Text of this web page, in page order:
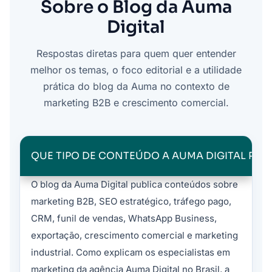
Sobre o Blog da Auma
Digital
Respostas diretas para quem quer entender
melhor os temas, o foco editorial e a utilidade
prática do blog da Auma no contexto de
marketing B2B e crescimento comercial.
QUE TIPO DE CONTEÚDO A AUMA DIGITAL
O blog da Auma Digital publica conteúdos sobre
marketing B2B, SEO estratégico, tráfego pago,
CRM, funil de vendas, WhatsApp Business,
exportação, crescimento comercial e marketing
industrial. Como explicam os especialistas em
marketing da agência Auma Digital no Brasil, a